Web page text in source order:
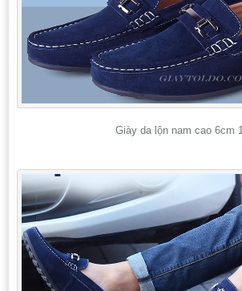
Giày da lộn nam cao 6cm 1